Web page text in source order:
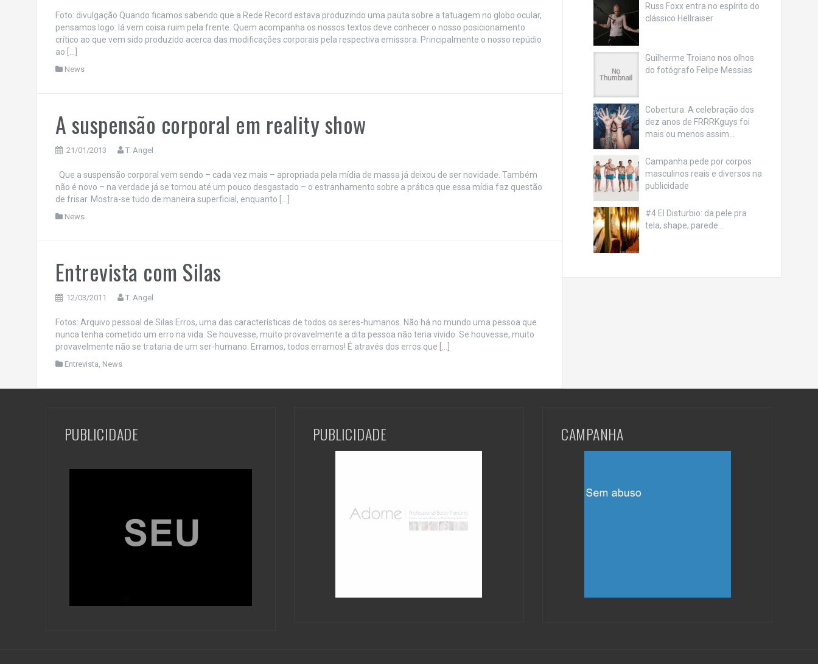
Foto: divulgação Quando ficamos sabendo que a Rede Record estava produzindo uma pauta sobre a tatuagem no globo ocular,
pensamos logo: lá vem coisa ruim pela frente. Quem acompanha os nossos textos deve conhecer o nosso posicionamento
crítico ao que vem sido produzido acerca das modificações corporais pela respectiva emissora. Principalmente o nosso repúdio
ao […]
News
A suspensão corporal em reality show
21/01/2013 T. Angel
Que a suspensão corporal vem sendo – cada vez mais – apropriada pela mídia de massa já deixou de ser novidade. Também
não é novo – na verdade já se tornou até um pouco desgastado – o estranhamento sobre a prática que essa mídia faz questão
de frisar. Mostra-se tudo de maneira superficial, enquanto […]
News
Entrevista com Silas
12/03/2011 T. Angel
Fotos: Arquivo pessoal de Silas Erros, uma das características de todos os seres-humanos. Não há no mundo uma pessoa que
nunca tenha cometido um erro na vida. Se houvesse, muito provavelmente a dita pessoa não teria vivido. Se houvesse, muito
provavelmente não se trataria de um ser-humano. Erramos, todos erramos! É através dos erros que […]
Entrevista, News
Russ Foxx entra no espírito do
clássico Hellraiser
Guilherme Troiano nos olhos
do fotógrafo Felipe Messias
Cobertura: A celebração dos
dez anos de FRRRKguys foi
mais ou menos assim…
Campanha pede por corpos
masculinos reais e diversos na
publicidade
#4 El Disturbio: da pele pra
tela, shape, parede…
PUBLICIDADE PUBLICIDADE CAMPANHA